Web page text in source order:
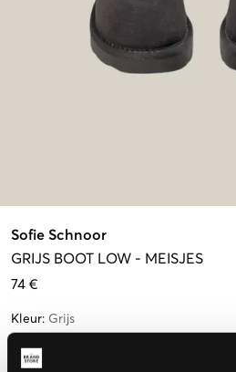
Sofie Schnoor
GRIJS BOOT LOW - MEISJES
74 €
Kleur: Grijs